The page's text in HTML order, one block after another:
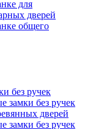
для
дверей
общего
без ручек
замки без ручек
дверей
замки без ручек